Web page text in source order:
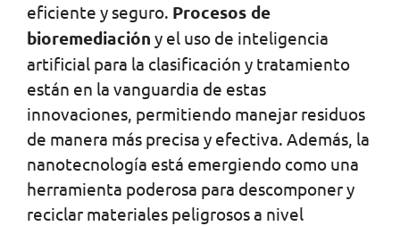
eficiente y seguro. Procesos de
bioremediación y el uso de inteligencia
artificial para la clasificación y tratamiento
están en la vanguardia de estas
innovaciones, permitiendo manejar residuos
de manera más precisa y efectiva. Además, la
nanotecnología está emergiendo como una
herramienta poderosa para descomponer y
reciclar materiales peligrosos a nivel